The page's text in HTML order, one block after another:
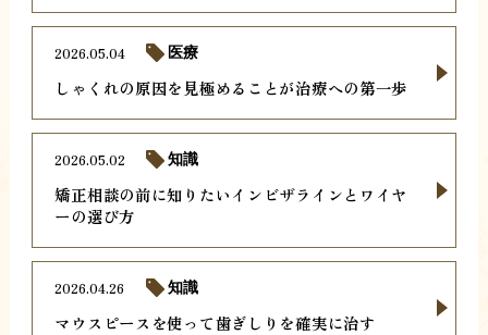
しゃくれの原因を見極めることが治療への第一歩
2026.05.04 医療
矯正相談の前に知りたいインビザラインとワイヤ
ーの選び方
2026.05.02 知識
マウスピースを使って歯ぎしりを確実に治す
2026.04.26 知識